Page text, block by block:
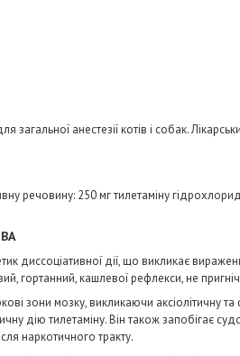
загальної анестезії котів і собак.
речовину: 250 мг тилетаміну
диссоціативної дії, що викликає
гортанний, кашлевої рефлекси, не
зони мозку, викликаючи аксіолітичну
дію тилетаміну. Він також запобігає
наркотичного тракту.